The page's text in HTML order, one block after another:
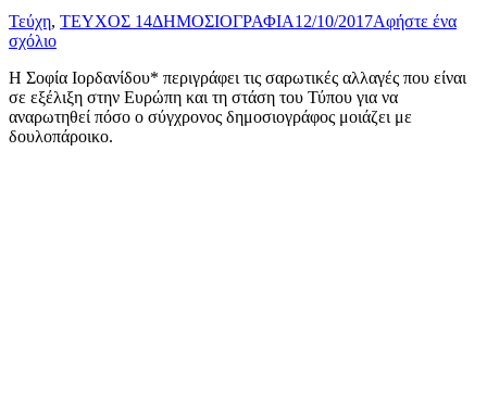
Τεύχη, ΤΕΥΧΟΣ 14ΔΗΜΟΣΙΟΓΡΑΦΙΑ12/10/2017Αφήστε ένα
σχόλιο
Η Σοφία Ιορδανίδου* περιγράφει τις σαρωτικές αλλαγές που είναι
σε εξέλιξη στην Ευρώπη και τη στάση του Τύπου για να
αναρωτηθεί πόσο ο σύγχρονος δημοσιογράφος μοιάζει με
δουλοπάροικο.